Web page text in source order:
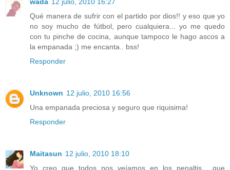
wada 12 julio, 2010 16:27
Qué manera de sufrir con el partido por dios!! y eso que yo
no soy mucho de fútbol, pero cualquiera... yo me quedo
con tu pinche de cocina, aunque tampoco le hago ascos a
la empanada ;) me encanta.. bss!
Responder
Unknown 12 julio, 2010 16:56
Una empanada preciosa y seguro que riquisima!
Responder
Maitasun 12 julio, 2010 18:10
Yo creo que todos nos veíamos en los penaltis... que